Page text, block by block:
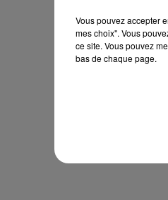
Vous pouvez accepter
mes choix". Vous
ce site. Vous pouvez
bas de chaque page.